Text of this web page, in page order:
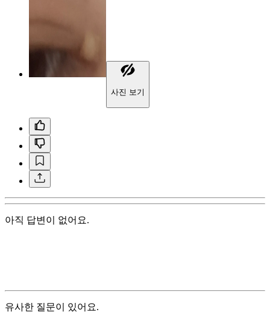
사진 보기
아직 답변이 없어요.
유사한 질문이 있어요.